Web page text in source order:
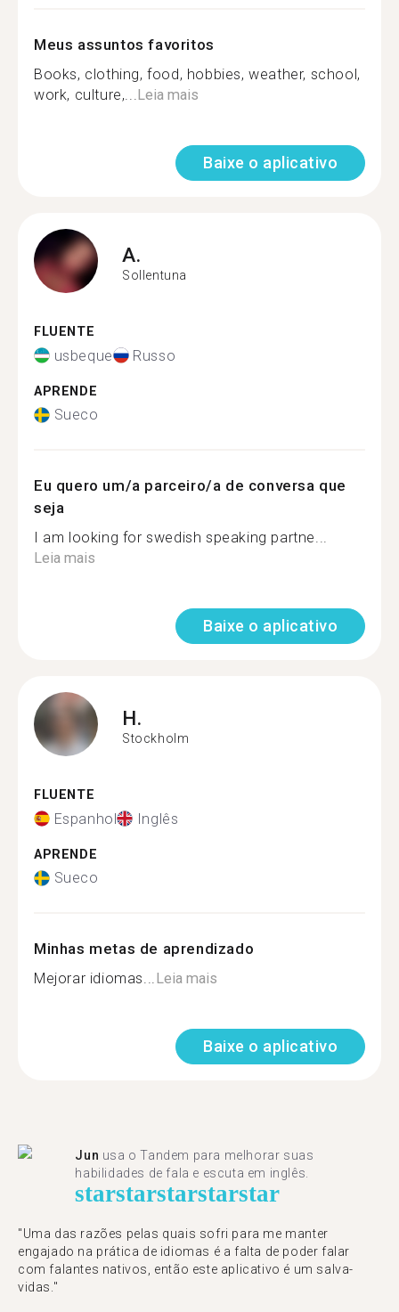
Meus assuntos favoritos
Books, clothing, food, hobbies, weather, school,
work, culture,...Leia mais
Baixe o aplicativo
A.
Sollentuna
FLUENTE
usbeque Russo
APRENDE
Sueco
Eu quero um/a parceiro/a de conversa que
seja
I am looking for swedish speaking partne...
Leia mais
Baixe o aplicativo
H.
Stockholm
FLUENTE
Espanhol Inglês
APRENDE
Sueco
Minhas metas de aprendizado
Mejorar idiomas...Leia mais
Baixe o aplicativo
Jun usa o Tandem para melhorar suas
habilidades de fala e escuta em inglês.
starstarstarstarstar
"Uma das razões pelas quais sofri para me manter
engajado na prática de idiomas é a falta de poder falar
com falantes nativos, então este aplicativo é um salva-
vidas."